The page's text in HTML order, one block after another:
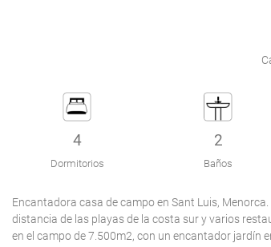
4
Dormitorios
2
Baños
Encantadora casa de campo en Sant Luis,
distancia de las playas de la costa sur y varios
en el campo de 7.500m2, con un encantador jardín